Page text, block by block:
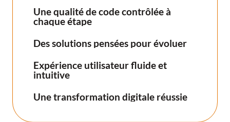
Une qualité de code contrôlée à
chaque étape
Des solutions pensées pour évoluer
Expérience utilisateur fluide et
intuitive
Une transformation digitale réussie